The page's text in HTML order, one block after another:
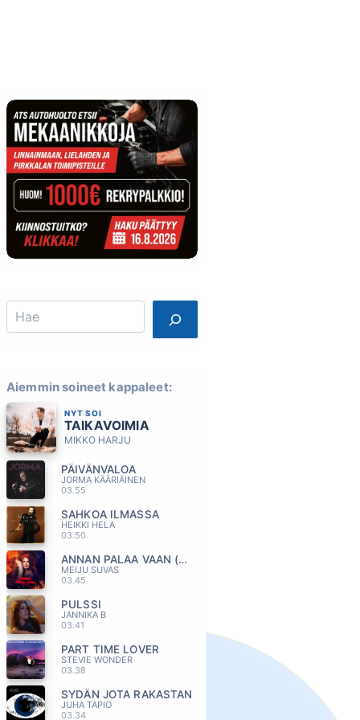
Search
Aiemmin soineet kappaleet:
NYT SOI
TAIKAVOIMIA
MIKKO HARJU
PÄIVÄNVALOA
JORMA KÄÄRIÄINEN
03.55
SAHKOA ILMASSA
HEIKKI HELA
03.50
ANNAN PALAA VAAN (AI AI AI)
MEIJU SUVAS
03.45
PULSSI
JANNIKA B
03.41
PART TIME LOVER
STEVIE WONDER
03.38
SYDÄN JOTA RAKASTAN
JUHA TAPIO
03.34